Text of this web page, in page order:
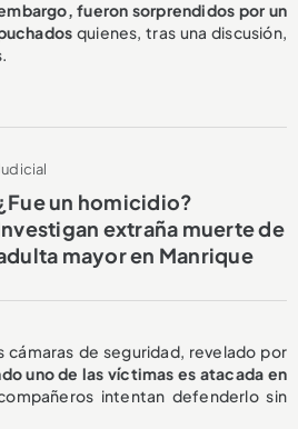
fueron sorprendidos por un
quienes, tras una discusión,
un homicidio?
extraña muerte de
mayor en Manrique
cámaras de seguridad, revelado por
uno de las víctimas es atacada en
intentan defenderlo sin